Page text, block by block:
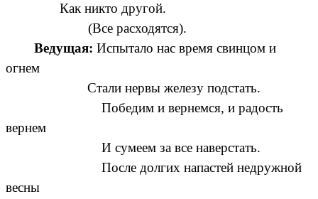
Как никто другой.
(Все расходятся).
Ведущая: Испытало нас время свинцом и
огнем
Стали нервы железу подстать.
Победим и вернемся, и радость
вернем
И сумеем за все наверстать.
После долгих напастей недружной
весны